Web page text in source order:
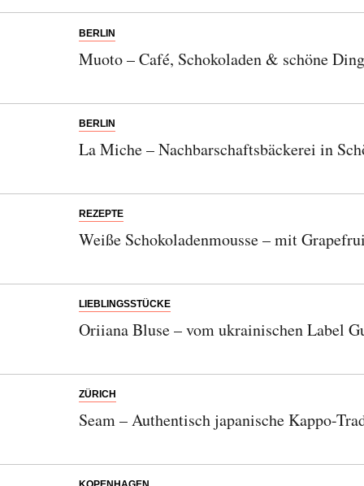
BERLIN
Muoto – Café, Schokoladen & schöne
BERLIN
La Miche – Nachbarschaftsbäckerei in
REZEPTE
Weiße Schokoladenmousse – mit
LIEBLINGSSTÜCKE
Oriiana Bluse – vom ukrainischen Label
ZÜRICH
Seam – Authentisch japanische Kappo-